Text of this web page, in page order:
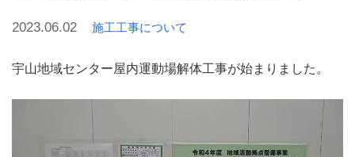
2023.06.02 施工工事について
宇山地域センター屋内運動場解体工事が始まりました。